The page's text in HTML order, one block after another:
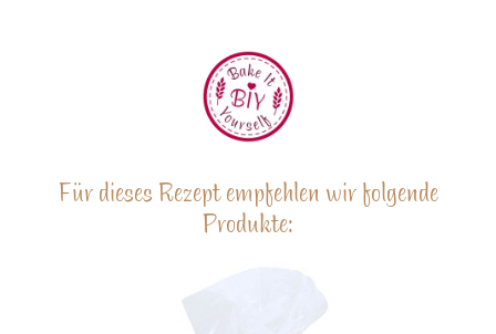
Für dieses Rezept empfehlen wir folgende
Produkte: